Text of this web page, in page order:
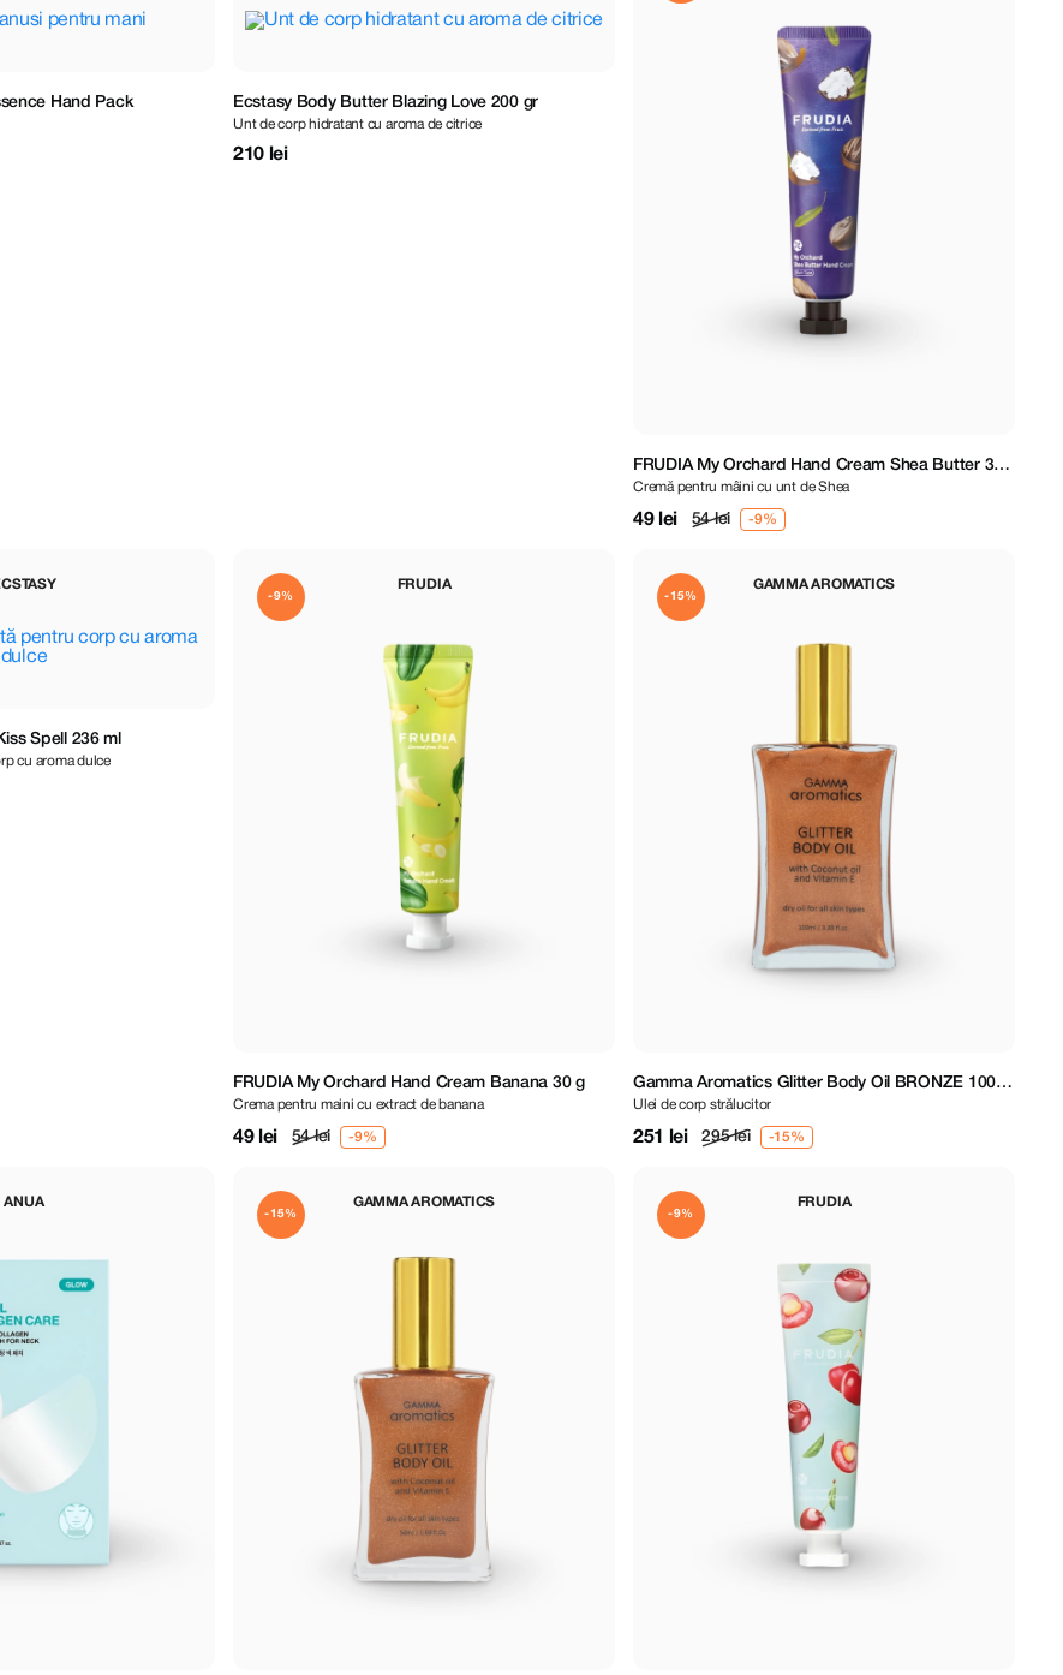
Hand Pack Ecstasy Body Butter Blazing Love 200 gr
Unt de corp hidratant cu aroma de citrice
210 lei
FRUDIA My Orchard Hand Cream Shea Butter 30
gr
Cremă pentru mâini cu unt de Shea
49 lei 54 lei
Spell 236 ml
cu aroma dulce
FRUDIA
-9%
FRUDIA My Orchard Hand Cream Banana 30 g
Crema pentru maini cu extract de banana
49 lei 54 lei
GAMMA AROMATICS
-15%
Gamma Aromatics Glitter Body Oil BRONZE 100
ml
Ulei de corp strălucitor
251 lei 295 lei
ANUA GAMMA AROMATICS
-15%
FRUDIA
-9%